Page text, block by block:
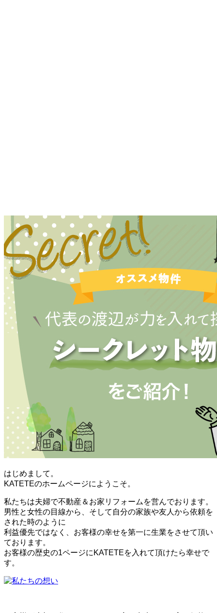
はじめまして。
KATETEのホームページにようこそ。
私たちは夫婦で不動産＆お家リフォームを営んでおります。
男性と女性の目線から、そして自分の家族や友人から依頼を
された時のように
利益優先ではなく、お客様の幸せを第一に生業をさせて頂い
ております。
お客様の歴史の1ページにKATETEを入れて頂けたら幸せで
す。